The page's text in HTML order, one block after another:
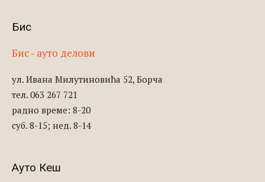
Бис
Бис - ауто делови
ул. Ивана Милутиновића 52, Борча
тел. 063 267 721
радно време: 8-20
суб. 8-15; нед. 8-14
Ауто Кеш